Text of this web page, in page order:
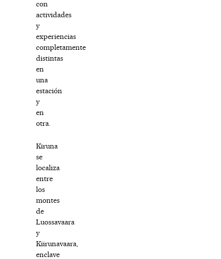
con
actividades
y
experiencias
completamente
distintas
en
una
estación
y
en
otra.
Kiruna
se
localiza
entre
los
montes
de
Luossavaara
y
Kiirunavaara,
enclave